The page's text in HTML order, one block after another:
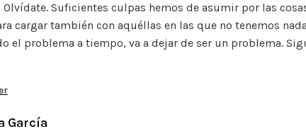
Olvídate. Suficientes culpas hemos de asumir por las
cargar también con aquéllas en las que no tenemos
el problema a tiempo, va a dejar de ser un problema.
García